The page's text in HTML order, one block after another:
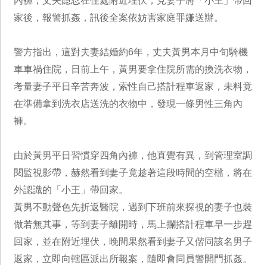
家後，報警抓姦，訊後全案依妨害家庭罪嫌送辦。
警方指出，這對夫妻結婚約6年，丈夫黃男本月中旬騎機
車車禍住院，日前上午，黃男要拿住院所需的換洗衣物，
考量妻子平日辛苦奔波，索性自己搭計程車返家，未料竟
在準備拿到洗衣店送洗的衣物中，發現一條男性三角內
褲。
由於黃男平日習慣穿四角內褲，他直覺有異，到管理室調
閱監視影帶，赫然看到妻子竟趁著這段時間的空檔，將在
外認識的「小王」帶回家。
黃男不動聲色先折返醫院，遇到下班前來探視的妻子也裝
做若無其事，等到妻子離開時，馬上攔搭計程車早一步趕
回家，並在附近埋伏，晚間果然看到妻子又偕同該名男子
返家，立即向轄區派出所報案，隨即會同員警開門抓姦。